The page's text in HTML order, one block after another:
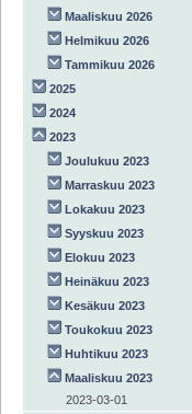
Maaliskuu 2026
Helmikuu 2026
Tammikuu 2026
2025
2024
2023
Joulukuu 2023
Marraskuu 2023
Lokakuu 2023
Syyskuu 2023
Elokuu 2023
Heinäkuu 2023
Kesäkuu 2023
Toukokuu 2023
Huhtikuu 2023
Maaliskuu 2023
2023-03-01